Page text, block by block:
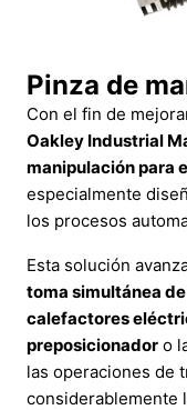
Pinza de
Con el fin de
Oakley Industrial
manipulación para
especialmente
los procesos
Esta solución
toma simultánea
calefactores
preposicionador o
las operaciones de
considerablemente